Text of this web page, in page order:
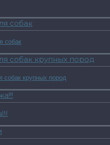
собак
собак крупных пород